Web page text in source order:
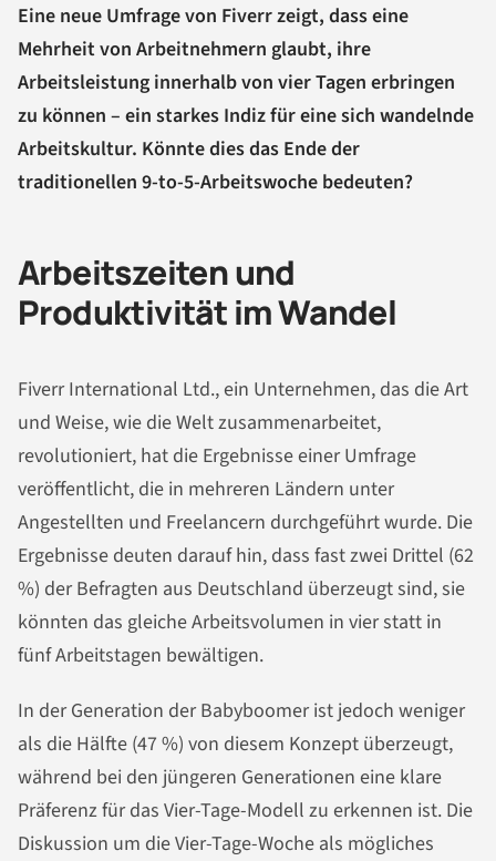
Eine neue Umfrage von Fiverr zeigt, dass eine
Mehrheit von Arbeitnehmern glaubt, ihre
Arbeitsleistung innerhalb von vier Tagen erbringen
zu können – ein starkes Indiz für eine sich wandelnde
Arbeitskultur. Könnte dies das Ende der
traditionellen 9-to-5-Arbeitswoche bedeuten?
Arbeitszeiten und
Produktivität im Wandel
Fiverr International Ltd., ein Unternehmen, das die Art
und Weise, wie die Welt zusammenarbeitet,
revolutioniert, hat die Ergebnisse einer Umfrage
veröffentlicht, die in mehreren Ländern unter
Angestellten und Freelancern durchgeführt wurde. Die
Ergebnisse deuten darauf hin, dass fast zwei Drittel (62
%) der Befragten aus Deutschland überzeugt sind, sie
könnten das gleiche Arbeitsvolumen in vier statt in
fünf Arbeitstagen bewältigen.
In der Generation der Babyboomer ist jedoch weniger
als die Hälfte (47 %) von diesem Konzept überzeugt,
während bei den jüngeren Generationen eine klare
Präferenz für das Vier-Tage-Modell zu erkennen ist. Die
Diskussion um die Vier-Tage-Woche als mögliches